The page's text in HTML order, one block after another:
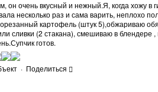
он очень вкусный и нежный.Я, когда хожу в
несколько раз и сама варить, неплохо
картофель (штук 5),обжариваю
сливки (2 стакана), смешиваю в
готов.
· Поделиться